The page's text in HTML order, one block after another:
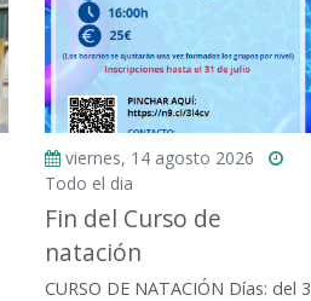
viernes, 14 agosto 2026
Todo el dia
Fin del Curso de
natación
CURSO DE NATACIÓN Días: del 3